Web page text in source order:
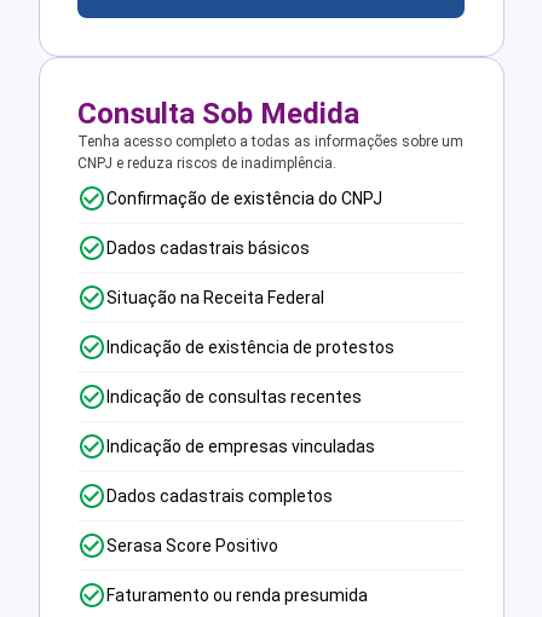
Consulta Sob Medida
Tenha acesso completo a todas as informações sobre um
CNPJ e reduza riscos de inadimplência.
Confirmação de existência do CNPJ
Dados cadastrais básicos
Situação na Receita Federal
Indicação de existência de protestos
Indicação de consultas recentes
Indicação de empresas vinculadas
Dados cadastrais completos
Serasa Score Positivo
Faturamento ou renda presumida